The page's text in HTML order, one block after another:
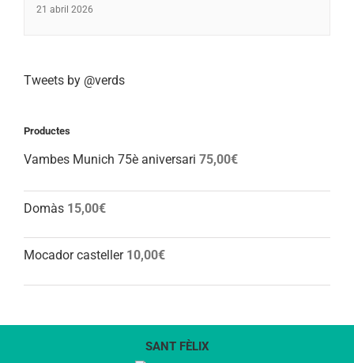
21 abril 2026
Tweets by @verds
Productes
Vambes Munich 75è aniversari 75,00€
Domàs 15,00€
Mocador casteller 10,00€
SANT FÈLIX